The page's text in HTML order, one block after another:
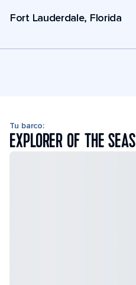
Fort Lauderdale, Florida
Tu barco:
EXPLORER OF THE SEAS